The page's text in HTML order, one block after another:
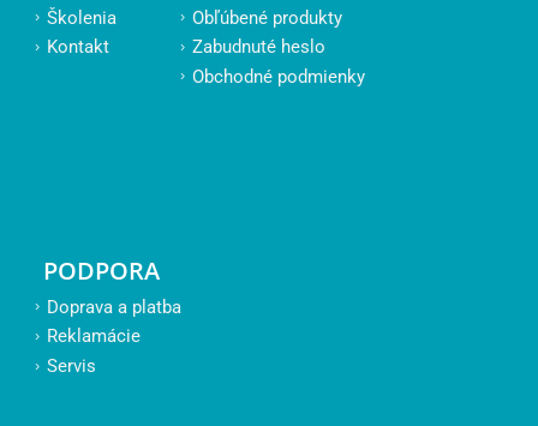
Školenia
Kontakt
Obľúbené produkty
Zabudnuté heslo
Obchodné podmienky
PODPORA
Doprava a platba
Reklamácie
Servis